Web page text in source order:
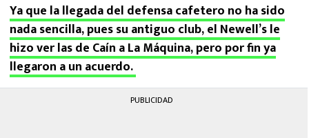
Ya que la llegada del defensa cafetero no ha sido
nada sencilla, pues su antiguo club, el Newell’s le
hizo ver las de Caín a La Máquina, pero por fin ya
llegaron a un acuerdo.
PUBLICIDAD